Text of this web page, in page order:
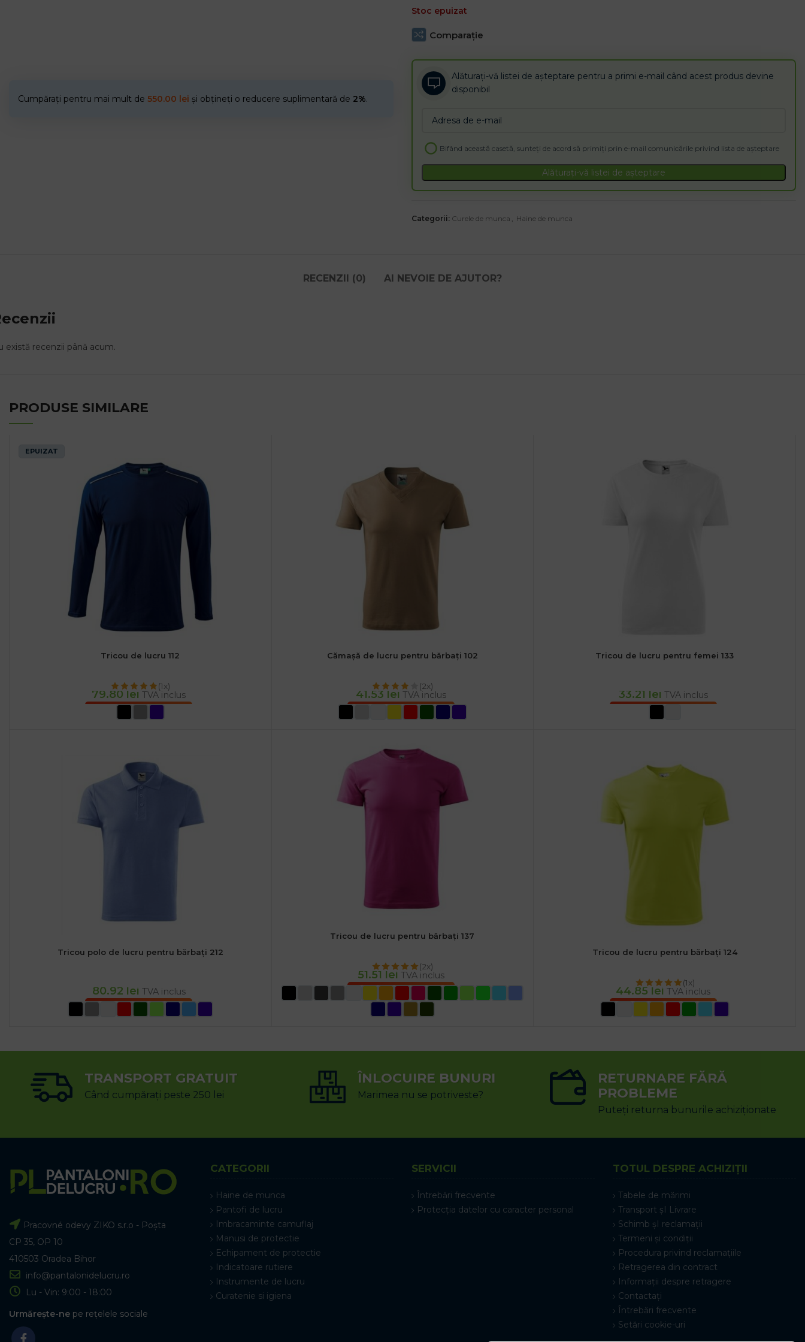
Cumpărați pentru mai mult de 550.00 lei și obțineți o reducere suplimentară de 2%.
Stoc epuizat
Comparaţie
Alăturați-vă listei de așteptare pentru a primi e-mail când acest produs devine
disponibil
Bifând această casetă, sunteți de acord să primiți prin e-mail comunicările privind lista de așteptare
your
email
address
to
join
the
for
Alăturați-vă listei de așteptare
Categorii: Curele de munca , Haine de munca
RECENZII (0) AI NEVOIE DE AJUTOR?
există recenzii până acum.
PRODUSE SIMILARE
EPUIZAT
Tricou de lucru 112
(1x)
79.80 lei TVA inclus
Cămașă de lucru pentru bărbați 102
(2x)
41.53 lei TVA inclus
Tricou de lucru pentru femei 133
33.21 lei TVA inclus
Tricou polo de lucru pentru bărbați 212
80.92 lei TVA inclus
Tricou de lucru pentru bărbați 137
(2x)
51.51 lei TVA inclus
Tricou de lucru pentru bărbați 124
(1x)
44.85 lei TVA inclus
TRANSPORT GRATUIT
Când cumpărați peste 250 lei
ÎNLOCUIRE BUNURI
Marimea nu se potriveste?
RETURNARE FĂRĂ
PROBLEME
Puteți returna bunurile achiziționate
Pracovné odevy ZIKO s.r.o - Poșta
CP 35, OP 10
410503 Oradea Bihor
info@pantalonidelucru.ro
Lu - Vin: 9:00 - 18:00
Urmărește-ne pe rețelele sociale
CATEGORII
Haine de munca
Pantofi de lucru
Imbracaminte camuflaj
Manusi de protectie
Echipament de protectie
Indicatoare rutiere
Instrumente de lucru
Curatenie si igiena
SERVICII
Întrebări frecvente
Protecția datelor cu caracter personal
TOTUL DESPRE ACHIZIȚII
Tabele de mărimi
Transport șI Livrare
Schimb șI reclamații
Termeni și condiții
Procedura privind reclamațiile
Retragerea din contract
Informații despre retragere
Contactați
Întrebări frecvente
Setări cookie-uri